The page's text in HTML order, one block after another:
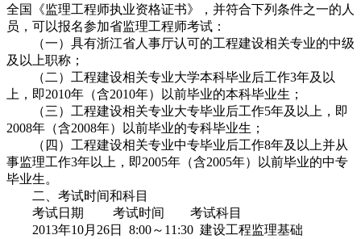
全国《监理工程师执业资格证书》，并符合下列条件之一的人
员，可以报名参加省监理工程师考试：
（一）具有浙江省人事厅认可的工程建设相关专业的中级
及以上职称；
（二）工程建设相关专业大学本科毕业后工作3年及以
上，即2010年（含2010年）以前毕业的本科毕业生；
（三）工程建设相关专业大专毕业后工作5年及以上，即
2008年（含2008年）以前毕业的专科毕业生；
（四）工程建设相关专业中专毕业后工作8年及以上并从
事监理工作3年以上，即2005年（含2005年）以前毕业的中专
毕业生。
二、考试时间和科目
考试日期 考试时间 考试科目
2013年10月26日 8:00～11:30 建设工程监理基础